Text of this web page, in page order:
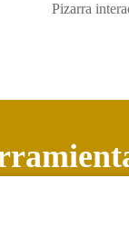
Pizarra